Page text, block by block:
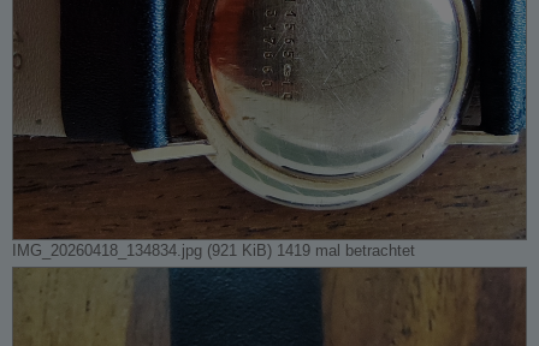
IMG_20260418_134834.jpg (921 KiB) 1419 mal betrachtet